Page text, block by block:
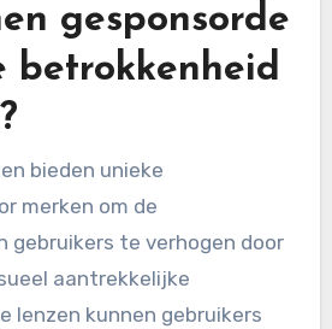
gesponsorde
betrokkenheid
bieden unieke
merken om de
gebruikers te verhogen door
aantrekkelijke
lenzen kunnen gebruikers